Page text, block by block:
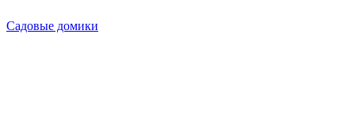
Садовые домики